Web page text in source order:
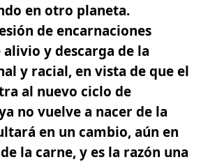
en otro planeta.
de encarnaciones
y descarga de la
y racial, en vista de que el
al nuevo ciclo de
no vuelve a nacer de la
en un cambio, aún en
la carne, y es la razón una